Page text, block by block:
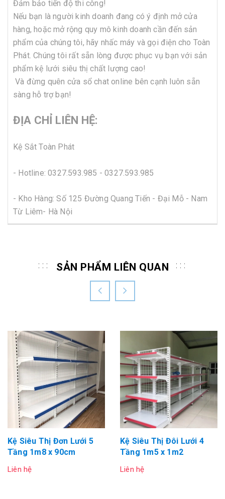
Đảm bảo tiến độ thi công!
Nếu bạn là người kinh doanh đang có ý định mở cửa
hàng, hoặc mở rộng quy mô kinh doanh cần đến sản
phẩm của chúng tôi, hãy nhấc máy và gọi điện cho Toàn
Phát. Chúng tôi rất sẵn lòng được phục vụ bạn với sản
phẩm kệ lưới siêu thị chất lượng cao!
Và đừng quên cửa sổ chat online bên cạnh luôn sẵn
sàng hỗ trợ bạn!
ĐỊA CHỈ LIÊN HỆ:
Kệ Sắt Toàn Phát
- Hotline:0327.593.985 - 0327.593.985
- Kho Hàng: Số 125 Đường Quang Tiến - Đại Mỗ - Nam
Từ Liêm- Hà Nội
SẢN PHẨM LIÊN QUAN
Kệ Siêu Thị Đơn Lưới 5
Tầng 1m8 x 90cm
Liên hệ
Kệ Siêu Thị Đôi Lưới 4
Tầng 1m5 x 1m2
Liên hệ